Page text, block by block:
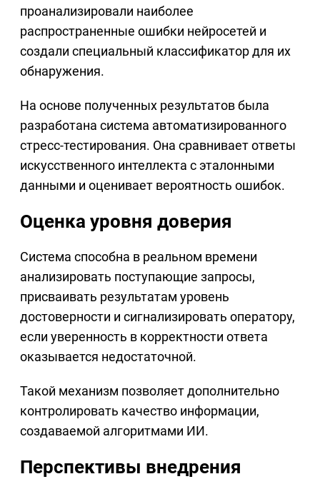
проанализировали наиболее
распространенные ошибки нейросетей и
создали специальный классификатор для их
обнаружения.
На основе полученных результатов была
разработана система автоматизированного
стресс-тестирования. Она сравнивает ответы
искусственного интеллекта с эталонными
данными и оценивает вероятность ошибок.
Оценка уровня доверия
Система способна в реальном времени
анализировать поступающие запросы,
присваивать результатам уровень
достоверности и сигнализировать оператору,
если уверенность в корректности ответа
оказывается недостаточной.
Такой механизм позволяет дополнительно
контролировать качество информации,
создаваемой алгоритмами ИИ.
Перспективы внедрения